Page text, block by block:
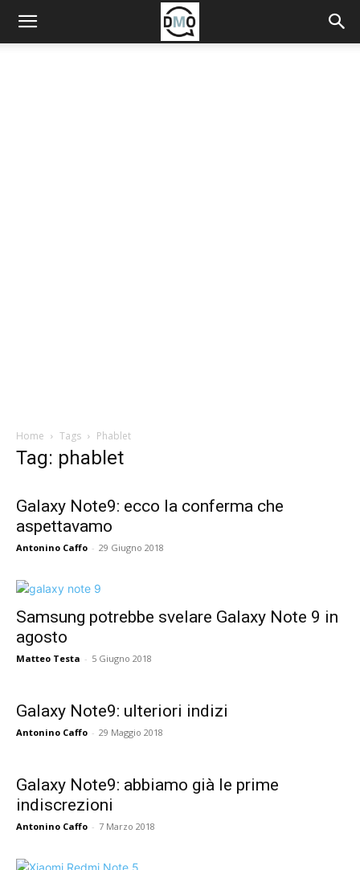
Home Tags Phablet
Tag: phablet
Galaxy Note9: ecco la conferma che
aspettavamo
Antonino Caffo - 29 Giugno 2018
Samsung potrebbe svelare Galaxy Note 9 in
agosto
Matteo Testa - 5 Giugno 2018
Galaxy Note9: ulteriori indizi
Antonino Caffo - 29 Maggio 2018
Galaxy Note9: abbiamo già le prime
indiscrezioni
Antonino Caffo - 7 Marzo 2018